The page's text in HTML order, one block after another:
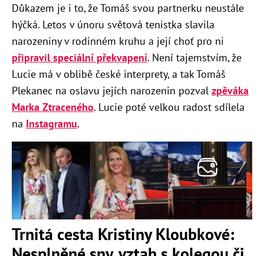
Důkazem je i to, že Tomáš svou partnerku neustále
hýčká. Letos v únoru světová tenistka slavila
narozeniny v rodinném kruhu a její choť pro ni
připravil speciální překvapení. Není tajemstvím, že
Lucie má v oblibě české interprety, a tak Tomáš
Plekanec na oslavu jejích narozenin pozval zpěváka
Marka Ztraceného. Lucie poté velkou radost sdílela
na Instagramu.
Trnitá cesta Kristiny Kloubkové: